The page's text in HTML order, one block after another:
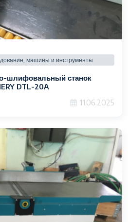
машины и инструменты
шлифовальный станок
DTL-20A
11.06.2025